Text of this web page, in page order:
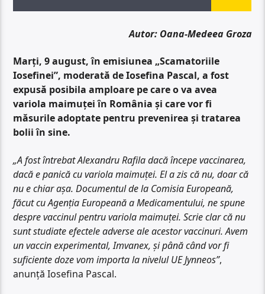
Autor: Oana-Medeea Groza
Marți, 9 august, în emisiunea „Scamatoriile
Iosefinei”, moderată de Iosefina Pascal, a fost
expusă posibila amploare pe care o va avea
variola maimuței în România și care vor fi
măsurile adoptate pentru prevenirea și tratarea
bolii în sine.
„A fost întrebat Alexandru Rafila dacă începe vaccinarea,
dacă e panică cu variola maimuței. El a zis că nu, doar că
nu e chiar așa. Documentul de la Comisia Europeană,
făcut cu Agenția Europeană a Medicamentului, ne spune
despre vaccinul pentru variola maimuței. Scrie clar că nu
sunt studiate efectele adverse ale acestor vaccinuri. Avem
un vaccin experimental, Imvanex, și până când vor fi
suficiente doze vom importa la nivelul UE Jynneos”,
anunță Iosefina Pascal.